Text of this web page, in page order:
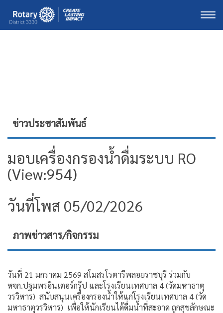
ข่าวประชาสัมพันธ์
มอบเครื่องกรองน้ำดื่มระบบ RO
(View:954)
วันที่โพส 05/02/2026
ภาพข่าวสาร/กิจกรรม
วันที่ 21 มกราคม 2569 สโมสรโรตารีพลอยราชบุรี ร่วมกับ
หจก.ปฐมพรอินเตอร์กรุ๊ป และโรงเรียนเทศบาล 4 (วัดมหาธาตุ
วรวิหาร) สนับสนุนเครื่องกรองน้ำให้แก่โรงเรียนเทศบาล 4 (วัด
มหาธาตุวรวิหาร) เพื่อให้นักเรียนได้ดื่มน้ำที่สะอาด ถูกสุขลักษณะ